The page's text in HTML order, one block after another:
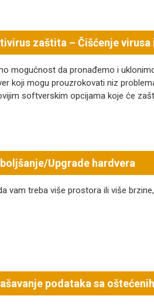
zaštita – Čišćenje
mogućnost da pronađemo i
koji mogu prouzrokovati niz
softverskim opcijama koje će
Upgrade hardvera
vam treba više prostora ili više
podataka sa